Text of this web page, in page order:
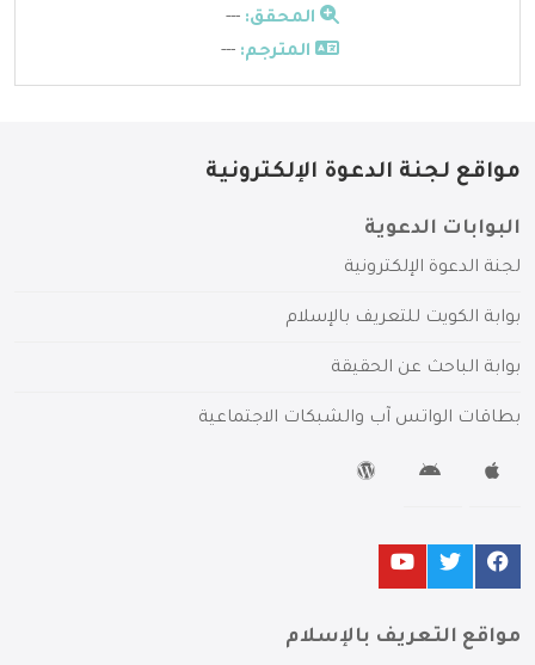
المحقق: ---
المترجم: ---
مواقع لجنة الدعوة الإلكترونية
البوابات الدعوية
لجنة الدعوة الإلكترونية
بوابة الكويت للتعريف بالإسلام
بوابة الباحث عن الحقيقة
بطاقات الواتس آب والشبكات الاجتماعية
مواقع التعريف بالإسلام